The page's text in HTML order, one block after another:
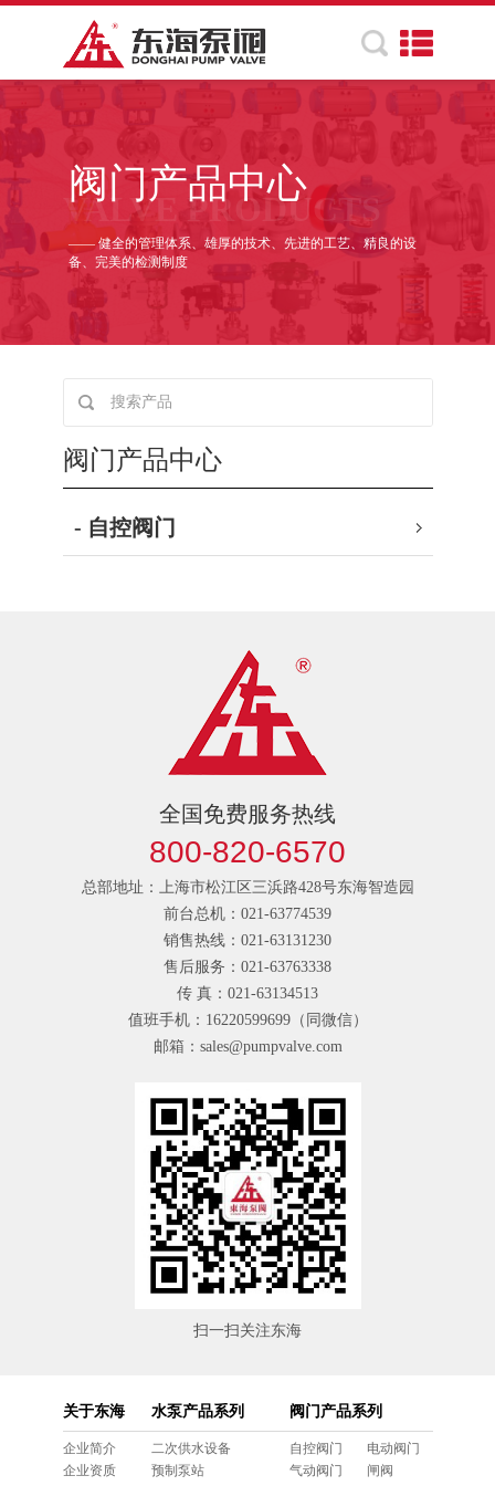
阀门产品中心
VALVE PRODUCTS
—— 健全的管理体系、雄厚的技术、先进的工艺、精良的设
备、完美的检测制度
阀门产品中心
- 自控阀门
全国免费服务热线
800-820-6570
总部地址：上海市松江区三浜路428号东海智造园
前台总机：021-63774539
销售热线：021-63131230
售后服务：021-63763338
传 真：021-63134513
值班手机：16220599699（同微信）
邮箱：sales@pumpvalve.com
扫一扫关注东海
关于东海
企业简介
企业资质
水泵产品系列
二次供水设备
预制泵站
阀门产品系列
自控阀门
电动阀门
气动阀门
闸阀